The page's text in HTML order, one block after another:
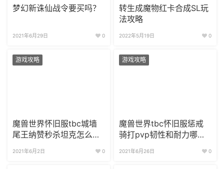
梦幻新诛仙战令要买吗？
2021年6月29日 0
转生成魔物红卡合成SL玩
法攻略
2022年5月19日 0
游戏攻略
魔兽世界怀旧服tbc城墙
尾王纳赞秒杀坦克怎么办
2021年6月2日 0
游戏攻略
魔兽世界tbc怀旧服惩戒
骑打pvp韧性和耐力哪个
2021年6月26日 0